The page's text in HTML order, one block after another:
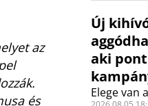
az
és
Új
aki
Elege van